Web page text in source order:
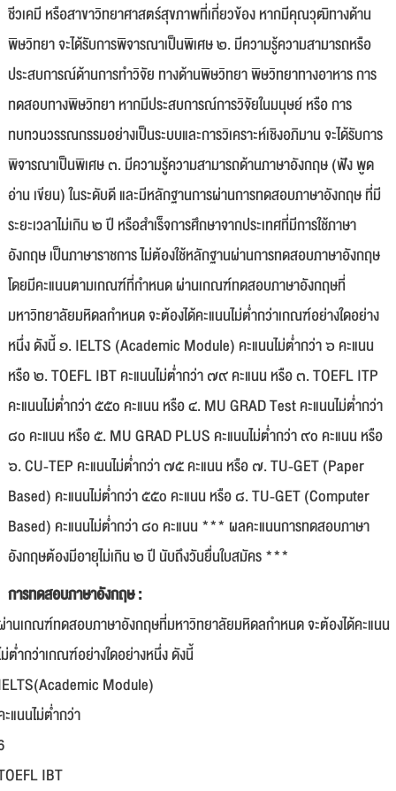
ชีวเคมี หรือสาขาวิทยาศาสตร์สุขภาพที่เกี่ยวข้อง หากมีคุณวุฒิทางด้าน
พิษวิทยา จะได้รับการพิจารณาเป็นพิเศษ ๒. มีความรู้ความสามารถหรือ
ประสบการณ์ด้านการทำวิจัย ทางด้านพิษวิทยา พิษวิทยาทางอาหาร การ
ทดสอบทางพิษวิทยา หากมีประสบการณ์การวิจัยในมนุษย์ หรือ การ
ทบทวนวรรณกรรมอย่างเป็นระบบและการวิเคราะห์เชิงอภิมาน จะได้รับการ
พิจารณาเป็นพิเศษ ๓. มีความรู้ความสามารถด้านภาษาอังกฤษ (ฟัง พูด
อ่าน เขียน) ในระดับดี และมีหลักฐานการผ่านการทดสอบภาษาอังกฤษ ที่มี
ระยะเวลาไม่เกิน ๒ ปี หรือสำเร็จการศึกษาจากประเทศที่มีการใช้ภาษา
อังกฤษ เป็นภาษาราชการ ไม่ต้องใช้หลักฐานผ่านการทดสอบภาษาอังกฤษ
โดยมีคะแนนตามเกณฑ์ที่กำหนด ผ่านเกณฑ์ทดสอบภาษาอังกฤษที่
มหาวิทยาลัยมหิดลกำหนด จะต้องได้คะแนนไม่ต่ำกว่าเกณฑ์อย่างใดอย่าง
หนึ่ง ดังนี้ ๑. IELTS (Academic Module) คะแนนไม่ต่ำกว่า ๖ คะแนน
หรือ ๒. TOEFL IBT คะแนนไม่ต่ำกว่า ๗๙ คะแนน หรือ ๓. TOEFL ITP
คะแนนไม่ต่ำกว่า ๕๕o คะแนน หรือ ๔. MU GRAD Test คะแนนไม่ต่ำกว่า
๘o คะแนน หรือ ๕. MU GRAD PLUS คะแนนไม่ต่ำกว่า ๙o คะแนน หรือ
๖. CU-TEP คะแนนไม่ต่ำกว่า ๗๕ คะแนน หรือ ๗. TU-GET (Paper
Based) คะแนนไม่ต่ำกว่า ๕๕o คะแนน หรือ ๘. TU-GET (Computer
Based) คะแนนไม่ต่ำกว่า ๘o คะแนน *** ผลคะแนนการทดสอบภาษา
อังกฤษต้องมีอายุไม่เกิน ๒ ปี นับถึงวันยื่นใบสมัคร ***
การทดสอบภาษาอังกฤษ :
านเกณฑ์ทดสอบภาษาอังกฤษที่มหาวิทยาลัยมหิดลกำหนด จะต้องได้คะแนน
ม่ต่ำกว่าเกณฑ์อย่างใดอย่างหนึ่ง ดังนี้
Module)
แนนไม่ต่ำกว่า
IBT